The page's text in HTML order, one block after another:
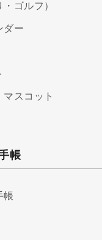
ゴルフ）
ダー
スコット
帳
帳